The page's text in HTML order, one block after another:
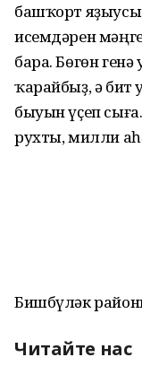
башҡорт
исемдәрен
бара. Бөгөн
ҡарайбыҙ, ә
бы­уын үҫеп
рухты, милли
Бишбүләк
Читайте нас